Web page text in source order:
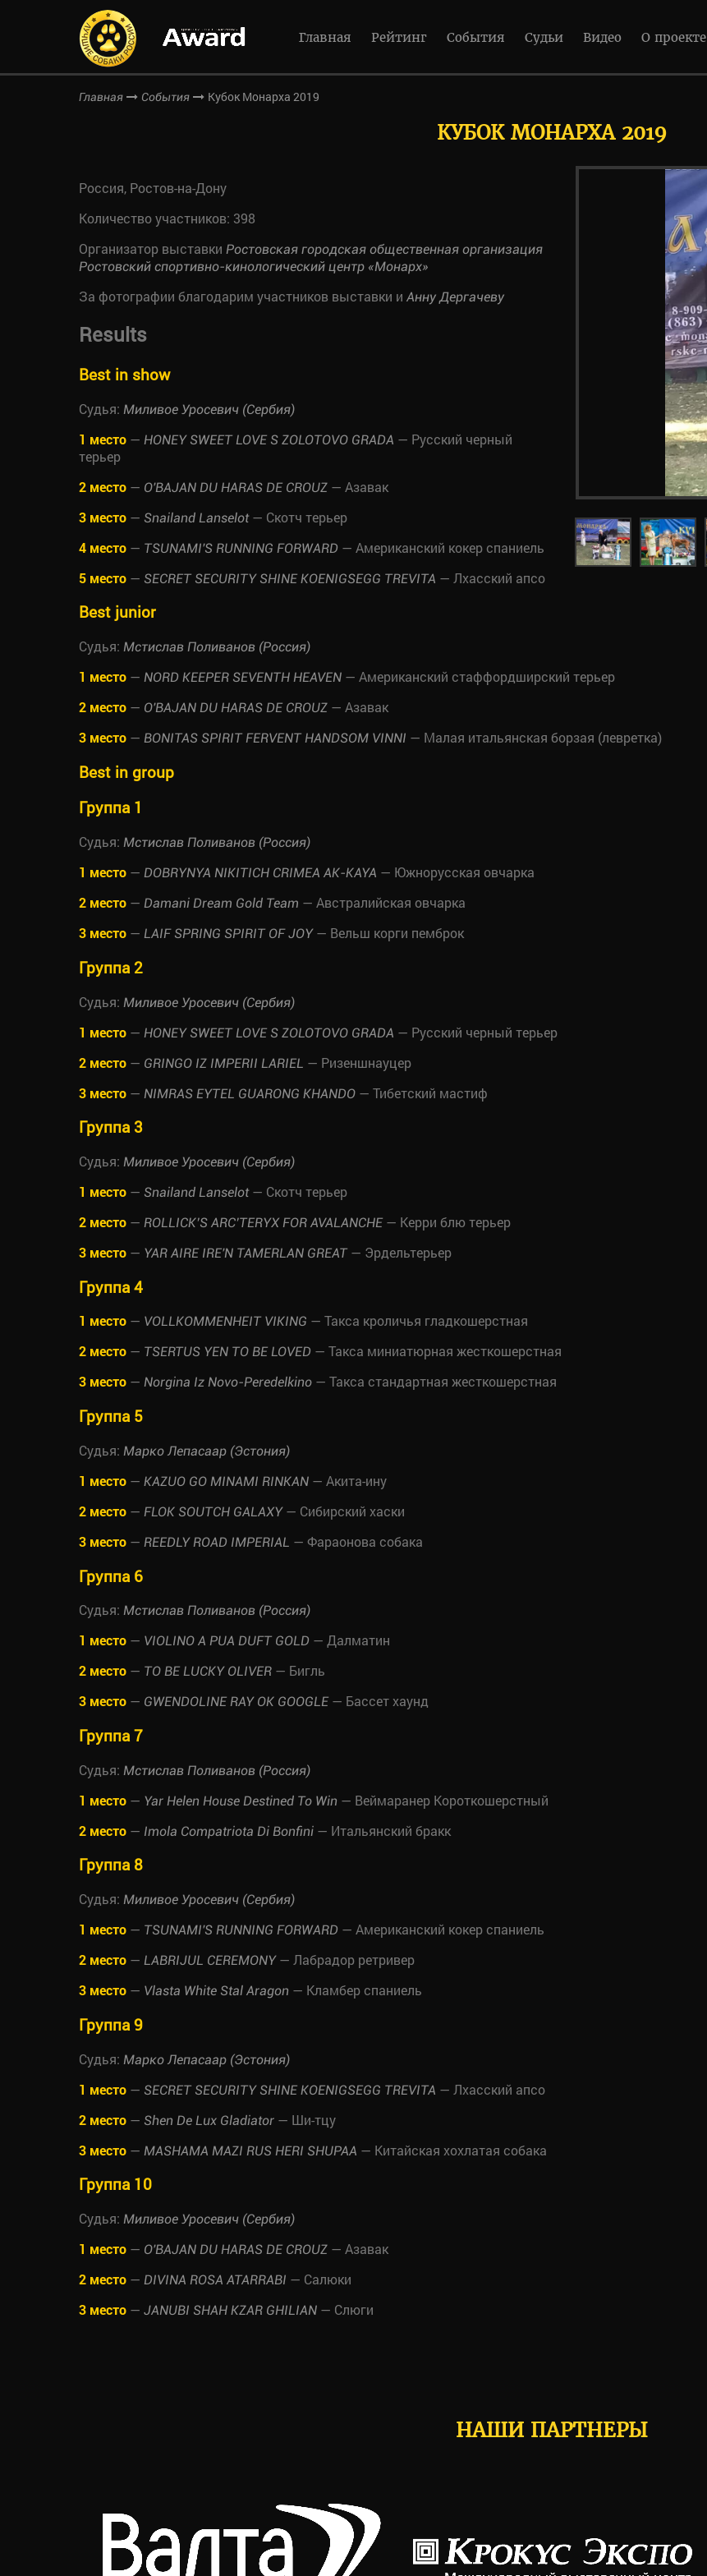
Главная Рейтинг События Судьи Видео О проекте
Главная События Кубок Монарха 2019
КУБОК МОНАРХА 2019
Россия, Ростов-на-Дону
Количество участников: 398
Организатор выставки Ростовская городская общественная организация
Ростовский спортивно-кинологический центр «Монарх»
За фотографии благодарим участников выставки и Анну Дергачеву
Results
Best in show
Судья: Миливое Уросевич (Сербия)
1 место — HONEY SWEET LOVE S ZOLOTOVO GRADA — Русский черный
терьер
2 место — O'BAJAN DU HARAS DE CROUZ — Азавак
3 место — Snailand Lanselot— Скотч терьер
4 место — TSUNAMI'S RUNNING FORWARD — Американский кокер спаниель
5 место — SECRET SECURITY SHINE KOENIGSEGG TREVITA — Лхасский апсо
Best junior
Судья: Мстислав Поливанов (Россия)
1 место — NORD KEEPER SEVENTH HEAVEN — Американский стаффордширский терьер
2 место — O'BAJAN DU HARAS DE CROUZ — Азавак
3 место — BONITAS SPIRIT FERVENT HANDSOM VINNI — Малая итальянская борзая (левретка)
Best in group
Группа 1
Судья: Мстислав Поливанов (Россия)
1 место — DOBRYNYA NIKITICH CRIMEA AK-KAYA — Южнорусская овчарка
2 место — Damani Dream Gold Team — Австралийская овчарка
3 место — LAIF SPRING SPIRIT OF JOY— Вельш корги пемброк
Группа 2
Судья: Миливое Уросевич (Сербия)
1 место — HONEY SWEET LOVE S ZOLOTOVO GRADA — Русский черный терьер
2 место — GRINGO IZ IMPERII LARIEL — Ризеншнауцер
3 место — NIMRAS EYTEL GUARONG KHANDO — Тибетский мастиф
Группа 3
Судья: Миливое Уросевич (Сербия)
1 место — Snailand Lanselot— Скотч терьер
2 место — ROLLICK’S ARC’TERYX FOR AVALANCHE — Керри блю терьер
3 место — YAR AIRE IRE'N TAMERLAN GREAT— Эрдельтерьер
Группа 4
1 место — VOLLKOMMENHEIT VIKING — Такса кроличья гладкошерстная
2 место — TSERTUS YEN TO BE LOVED — Такса миниатюрная жесткошерстная
3 место — Norgina Iz Novo-Peredelkino — Такса стандартная жесткошерстная
Группа 5
Судья: Марко Лепасаар (Эстония)
1 место — KAZUO GO MINAMI RINKAN — Акита-ину
2 место — FLOK SOUTCH GALAXY— Сибирский хаски
3 место — REEDLY ROAD IMPERIAL — Фараонова собака
Группа 6
Судья: Мстислав Поливанов (Россия)
1 место — VIOLINO A PUA DUFT GOLD — Далматин
2 место — TO BE LUCKY OLIVER — Бигль
3 место — GWENDOLINE RAY OK GOOGLE — Бассет хаунд
Группа 7
Судья: Мстислав Поливанов (Россия)
1 место — Yar Helen House Destined To Win — Веймаранер Короткошерстный
2 место — Imola Compatriota Di Bonfini — Итальянский бракк
Группа 8
Судья: Миливое Уросевич (Сербия)
1 место — TSUNAMI'S RUNNING FORWARD — Американский кокер спаниель
2 место — LABRIJUL CEREMONY— Лабрадор ретривер
3 место — Vlasta White Stal Aragon — Кламбер спаниель
Группа 9
Судья: Марко Лепасаар (Эстония)
1 место — SECRET SECURITY SHINE KOENIGSEGG TREVITA — Лхасский апсо
2 место — Shen De Lux Gladiator — Ши-тцу
3 место — MASHAMA MAZI RUS HERI SHUPAA — Китайская хохлатая собака
Группа 10
Судья: Миливое Уросевич (Сербия)
1 место — O'BAJAN DU HARAS DE CROUZ — Азавак
2 место — DIVINA ROSA ATARRABI — Салюки
3 место — JANUBI SHAH KZAR GHILIAN — Слюги
НАШИ ПАРТНЕРЫ